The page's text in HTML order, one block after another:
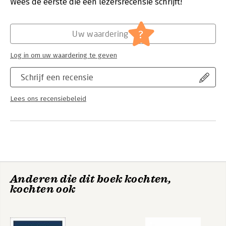
Mens en maatschappij
In naam van de Nieuwe Wereldorde
Schrijf een recensie
Lees ons recensiebeleid
Uw waardering ?
Log in om uw waardering te geven
Anderen die dit boek kochten,
kochten ook